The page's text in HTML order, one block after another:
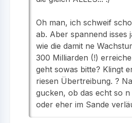
Oh man, ich schweif
ab. Aber spannend isses
wie die damit ne
300 Milliarden (!)
geht sowas bitte? Klingt
riesen Übertreibung. ?
gucken, ob das echt so
oder eher im Sande